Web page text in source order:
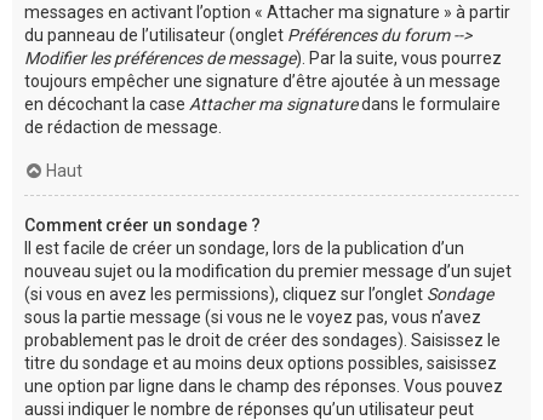
messages en activant l’option « Attacher ma signature » à partir
du panneau de l’utilisateur (onglet Préférences du forum -->
Modifier les préférences de message). Par la suite, vous pourrez
toujours empêcher une signature d’être ajoutée à un message
en décochant la case Attacher ma signaturedans le formulaire
de rédaction de message.
Haut
Comment créer un sondage ?
Il est facile de créer un sondage, lors de la publication d’un
nouveau sujet ou la modification du premier message d’un sujet
(si vous en avez les permissions), cliquez sur l’onglet Sondage
sous la partie message (si vous ne le voyez pas, vous n’avez
probablement pas le droit de créer des sondages). Saisissez le
titre du sondage et au moins deux options possibles, saisissez
une option par ligne dans le champ des réponses. Vous pouvez
aussi indiquer le nombre de réponses qu’un utilisateur peut